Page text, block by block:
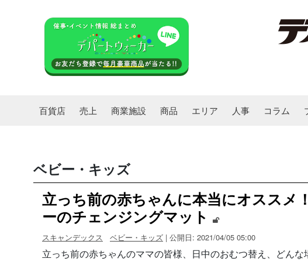
百貨店 売上 商業施設 商品 エリア 人事 コラム
ベビー・キッズ
立っち前の赤ちゃんに本当にオススメ
ーのチェンジングマット
スキャンデックス ベビー・キッズ | 公開日: 2021/04/05 05:00
立っち前の赤ちゃんのママの皆様、日中のおむつ替え、どんな